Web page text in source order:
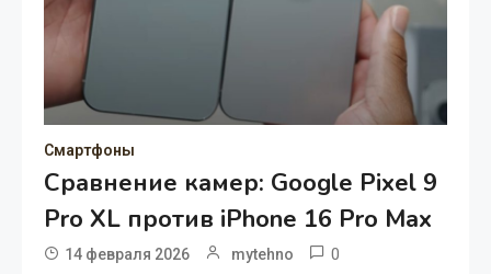
Смартфоны
Сравнение камер: Google Pixel 9
Pro XL против iPhone 16 Pro Max
14 февраля 2026 mytehno 0